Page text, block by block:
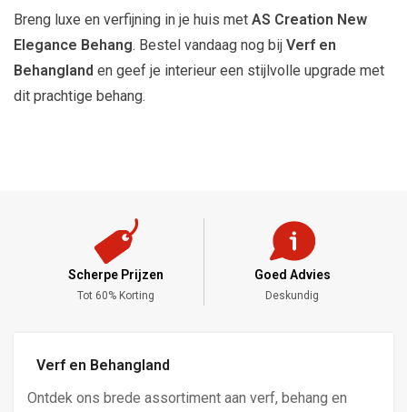
Breng luxe en verfijning in je huis met AS Creation New
Elegance Behang. Bestel vandaag nog bij Verf en
Behangland en geef je interieur een stijlvolle upgrade met
dit prachtige behang.
Scherpe Prijzen
Tot 60% Korting
Goed Advies
Deskundig
Verf en Behangland
Ontdek ons brede assortiment aan verf, behang en